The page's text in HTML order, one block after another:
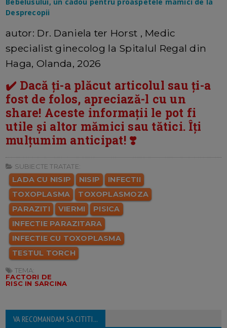
Bebelusului, un cadou pentru proaspetele mamici de la
Desprecopii
autor: Dr. Daniela ter Horst , Medic
specialist ginecolog la Spitalul Regal din
Haga, Olanda, 2026
✔️ Dacă ți-a plăcut articolul sau ți-a
fost de folos, apreciază-l cu un
share! Aceste informații le pot fi
utile și altor mămici sau tătici. Îți
mulțumim anticipat! ❣️
SUBIECTE TRATATE:
LADA CU NISIP NISIP
INFECTII
TOXOPLASMA
TOXOPLASMOZA
PARAZITI
VIERMI
PISICA
INFECTIE PARAZITARA
INFECTIE CU TOXOPLASMA
TESTUL TORCH
TEMA:
FACTORI DE
RISC IN SARCINA
VA RECOMANDAM SA CITITI...